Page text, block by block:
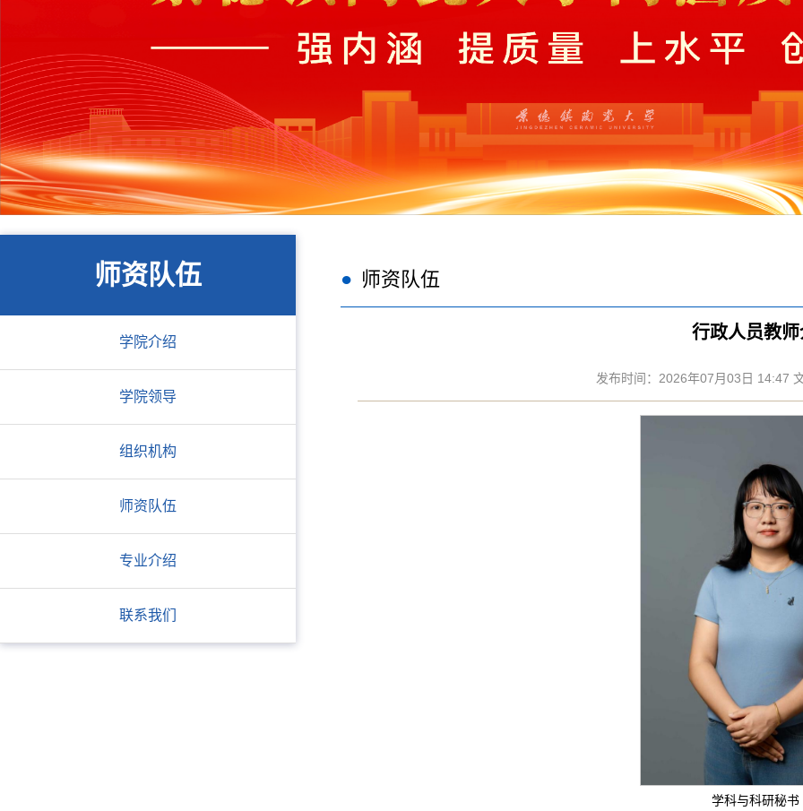
师资队伍
学院介绍
学院领导
组织机构
师资队伍
专业介绍
联系我们
师资队伍
行政人员教
发布时间：2026年07月03日 14:47
学科与科研秘书